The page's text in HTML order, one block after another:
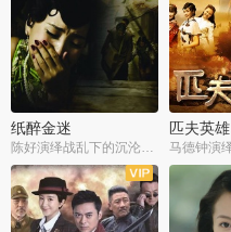
纸醉金迷 匹夫英雄
马德钟演
全40集
全33集